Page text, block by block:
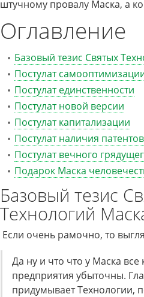
штучному провалу Маска, а
Оглавление
Базовый тезис Святых
Постулат
Постулат единственности
Постулат новой версии
Постулат капитализации
Постулат наличия патентов
Постулат вечного
Подарок Маска
Базовый тезис
Технологий
Если очень рамочно, то
Да ну и что что у Маска
предприятия убыточны.
придумывает Технологии,